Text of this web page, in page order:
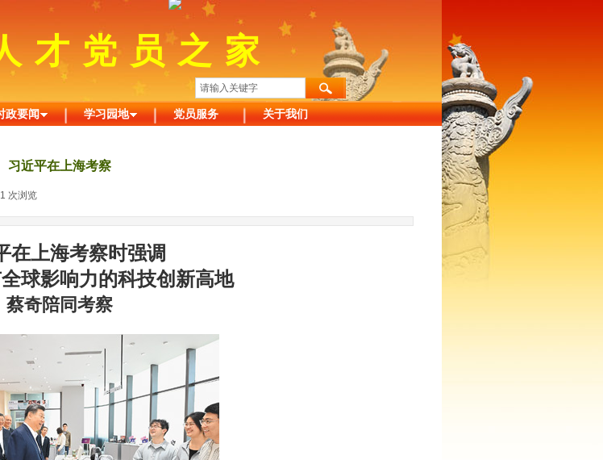
才党员之家
政要闻 学习园地 党员服务 关于我们
习近平在上海考察
次浏览
在上海考察时强调
球影响力的科技创新高地
蔡奇陪同考察